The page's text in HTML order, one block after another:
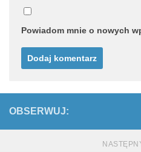
Powiadom mnie o nowych
OBSERWUJ: